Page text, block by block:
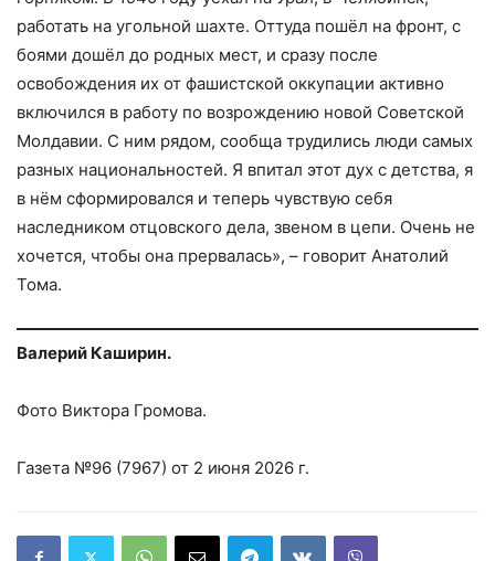
работать на угольной шахте. Оттуда пошёл на фронт, с
боями дошёл до родных мест, и сразу после
освобождения их от фашистской оккупации активно
включился в работу по возрождению новой Советской
Молдавии. С ним рядом, сообща трудились люди самых
разных национальностей. Я впитал этот дух с детства, я
в нём сформировался и теперь чувствую себя
наследником отцовского дела, звеном в цепи. Очень не
хочется, чтобы она прервалась», – говорит Анатолий
Тома.
Валерий Каширин.
Фото Виктора Громова.
Газета №96 (7967) от 2 июня 2026 г.